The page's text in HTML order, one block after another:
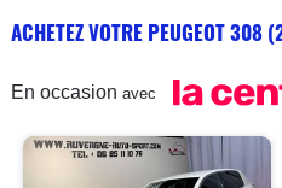
ACHETEZ VOTRE PEUGEOT 308
En occasion avec